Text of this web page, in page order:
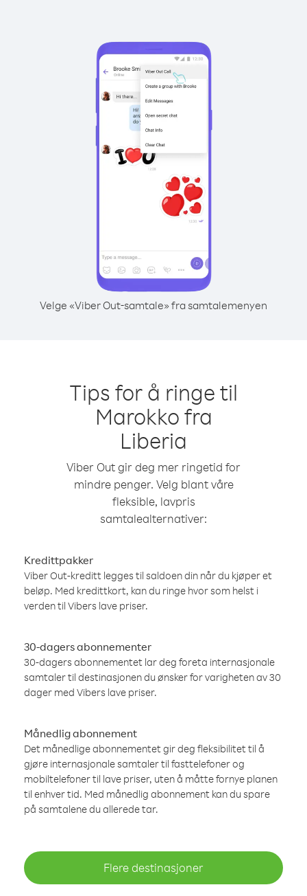
Velge «Viber Out-samtale» fra samtalemenyen
Tips for å ringe til
Marokko fra
Liberia
Viber Out gir deg mer ringetid for
mindre penger. Velg blant våre
fleksible, lavpris
samtalealternativer:
Kredittpakker
Viber Out-kreditt legges til saldoen din når du kjøper et
beløp. Med kredittkort, kan du ringe hvor som helst i
verden til Vibers lave priser.
30-dagers abonnementer
30-dagers abonnementet lar deg foreta internasjonale
samtaler til destinasjonen du ønsker for varigheten av 30
dager med Vibers lave priser.
Månedlig abonnement
Det månedlige abonnementet gir deg fleksibilitet til å
gjøre internasjonale samtaler til fasttelefoner og
mobiltelefoner til lave priser, uten å måtte fornye planen
til enhver tid. Med månedlig abonnement kan du spare
på samtalene du allerede tar.
Flere destinasjoner